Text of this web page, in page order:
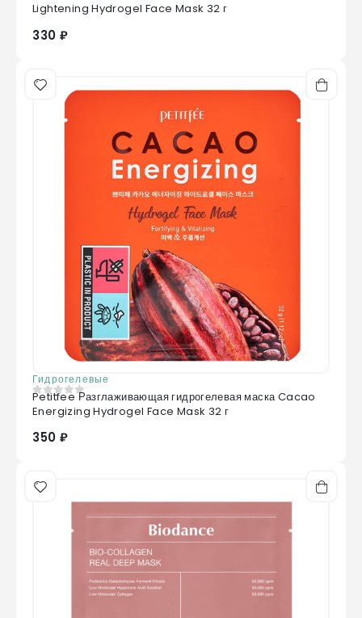
Lightening Hydrogel Face Mask 32 г
330 ₽
Гидрогелевые
0 из 5
Petitfee Разглаживающая гидрогелевая маска Cacao
Energizing Hydrogel Face Mask 32 г
350 ₽